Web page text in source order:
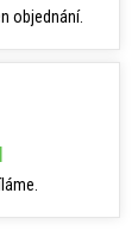
objednání.